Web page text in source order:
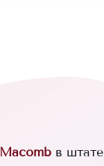
Macomb в штате